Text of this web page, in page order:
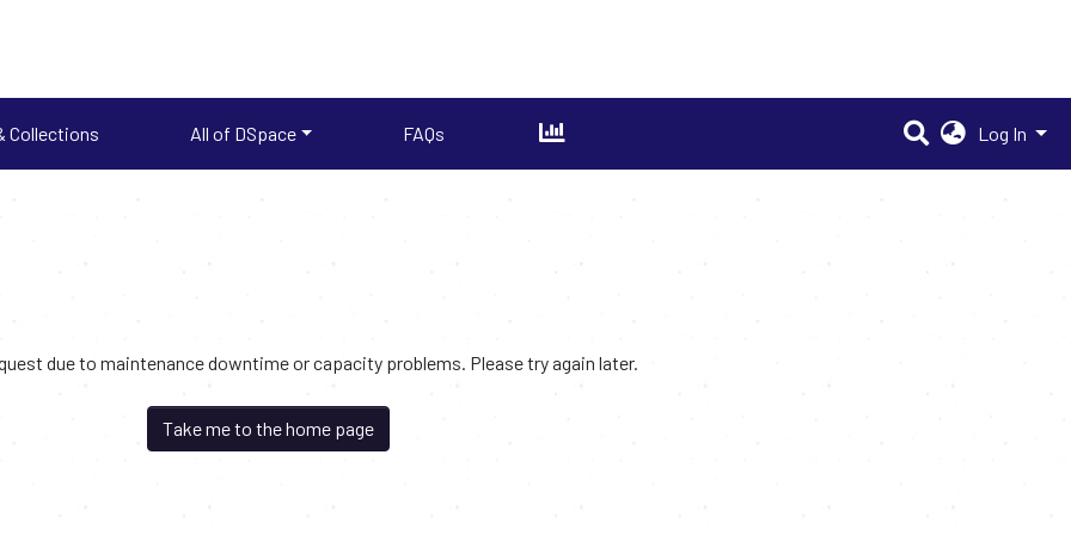
Collections All of DSpace FAQs Log In
due to maintenance downtime or capacity problems. Please try again later.
Take me to the home page